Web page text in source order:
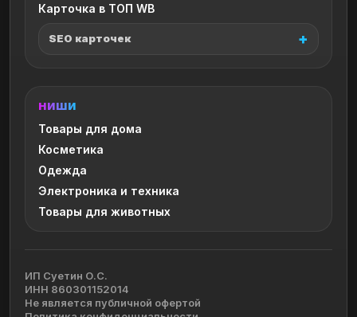
Карточка в ТОП WB
SEO карточек
НИШИ
Товары для дома
Косметика
Одежда
Электроника и техника
Товары для животных
ИП Суетин О.С.
ИНН 860301152014
Не является публичной офертой